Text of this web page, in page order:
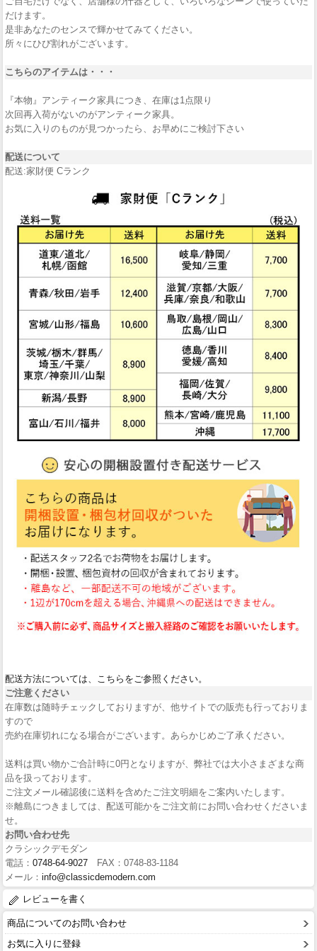
だけます。
是非あなたのセンスで輝かせてみてください。
所々にひび割れがございます。
こちらのアイテムは・・・
『本物』アンティーク家具につき、在庫は1点限り
次回再入荷がないのがアンティーク家具。
お気に入りのものが見つかったら、お早めにご検討下さい
配送について
配送:家財便 Cランク
配送方法については、こちらをご参照ください。
ご注意ください
在庫数は随時チェックしておりますが、他サイトでの販売も行っておりま
すので
売約在庫切れになる場合がございます。あらかじめご了承ください。
送料は買い物かご合計時に0円となりますが、弊社では大小さまざまな商
品を扱っております。
ご注文メール確認後に送料を含めたご注文明細をご案内いたします。
※離島につきましては、配送可能かをご注文前にお問い合わせくださいま
せ。
お問い合わせ先
クラシックデモダン
電話： 0748-64-9027 FAX：0748-83-1184
メール： info@classicdemodern.com
レビューを書く
商品についてのお問い合わせ
お気に入りに登録